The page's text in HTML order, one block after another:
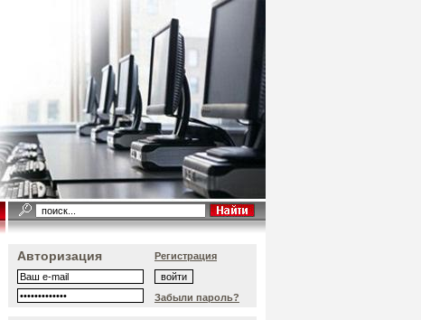
Авторизация Регистрация
Забыли пароль?